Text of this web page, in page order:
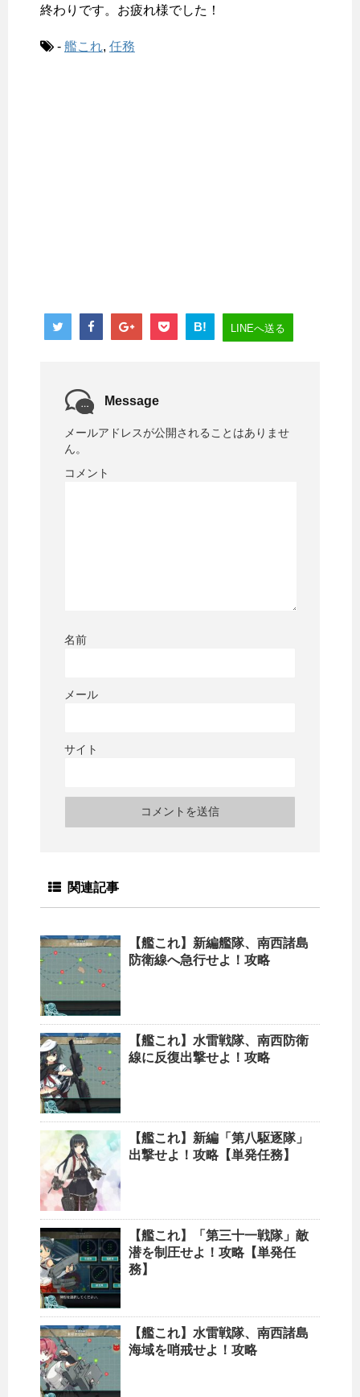
終わりです。お疲れ様でした！
- 艦これ, 任務
B! LINEへ送る
Message
メールアドレスが公開されることはありませ
ん。
コメント
名前
メール
サイト
関連記事
【艦これ】新編艦隊、南西諸島
防衛線へ急行せよ！攻略
【艦これ】水雷戦隊、南西防衛
線に反復出撃せよ！攻略
【艦これ】新編「第八駆逐隊」
出撃せよ！攻略【単発任務】
【艦これ】「第三十一戦隊」敵
潜を制圧せよ！攻略【単発任
務】
【艦これ】水雷戦隊、南西諸島
海域を哨戒せよ！攻略